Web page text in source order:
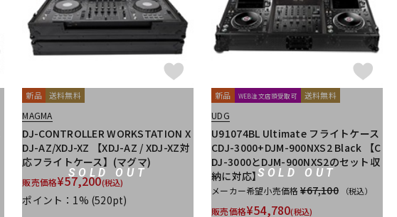
SOLD OUT
新品 送料無料
MAGMA
DJ-CONTROLLER WORKSTATION X
DJ-AZ/XDJ-XZ 【XDJ-AZ / XDJ-XZ対
応フライトケース】(マグマ)
販売価格¥57,200(税込)
ポイント：1% (520pt)
SOLD OUT
新品 WEB注文店頭受取可 送料無料
UDG
U91074BL Ultimate フライトケース
CDJ-3000+DJM-900NXS2 Black 【C
DJ-3000とDJM-900NXS2のセット収
納に対応】
メーカー希望小売価格 ¥67,100 （税込）
販売価格¥54,780(税込)